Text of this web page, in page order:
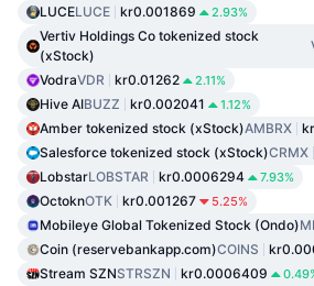
LUCELUCE kr0.001869 2.93%
Vertiv Holdings Co tokenized stock
(xStock)
VodraVDR kr0.01262 2.11%
Hive AIBUZZ kr0.002041 1.12%
Amber tokenized stock (xStock)AMBRX
Salesforce tokenized stock (xStock)CRMX
LobstarLOBSTAR kr0.0006294 7.93%
OctoknOTK kr0.001267 5.25%
Mobileye Global Tokenized Stock (Ondo)
Coin (reservebankapp.com)COINS
Stream SZNSTRSZN kr0.0006409